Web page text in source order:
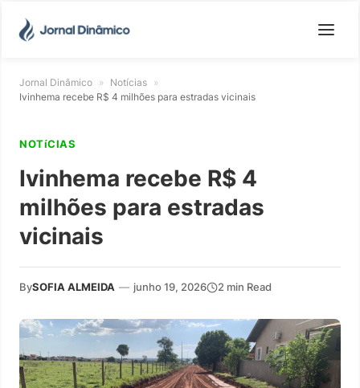
Jornal Dinâmico » Notícias »
Ivinhema recebe R$ 4 milhões para estradas vicinais
NOTíCIAS
Ivinhema recebe R$ 4
milhões para estradas
vicinais
BySOFIA ALMEIDA — junho 19, 2026 2 min Read